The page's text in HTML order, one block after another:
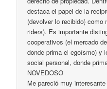
destaca el papel de la
(devolver lo recibido)
riders). Es importante
cooperativos (el mercado
donde prima el egoísmo) y
social personal, donde
NOVEDOSO
Me pareció muy